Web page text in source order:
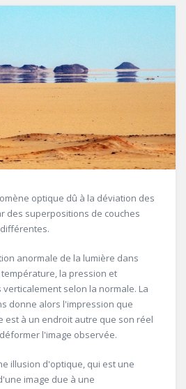
optique dû à la déviation des
des superpositions de couches
anormale de la lumière dans
la pression et
selon la normale. La
donne alors l'impression que
est à un endroit autre que son réel
l'image observée.
illusion d'optique, qui est une
image due à une